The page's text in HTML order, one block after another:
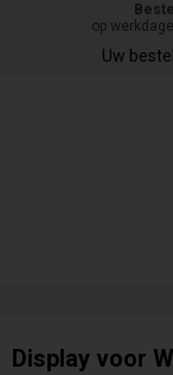
op
Uw
Display voor